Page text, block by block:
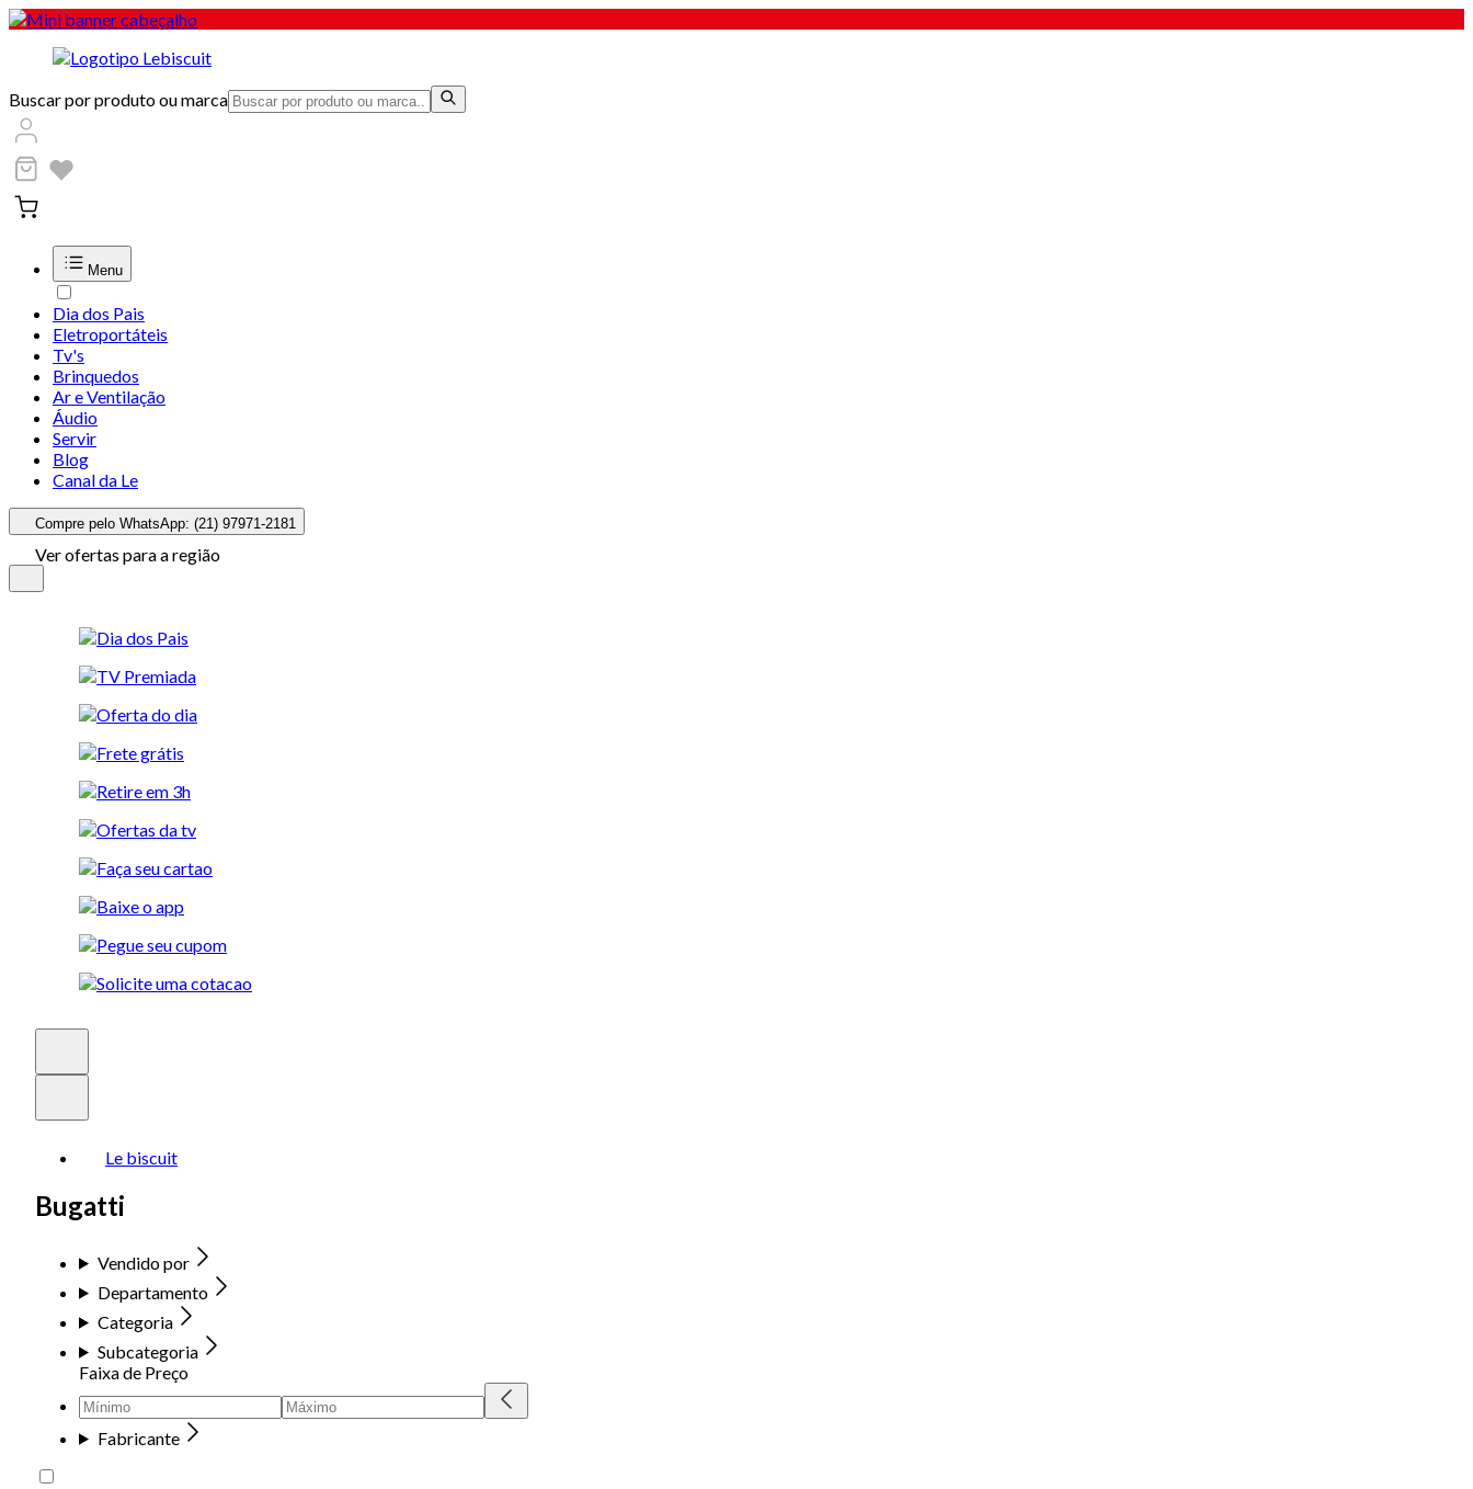
Buscar por produto ou marca
Menu
Dia dos Pais
Eletroportáteis
Tv's
Brinquedos
Ar e Ventilação
Áudio
Servir
Blog
Canal da Le
Compre pelo WhatsApp: (21) 97971-2181
Ver ofertas para a região
Le biscuit
Bugatti
Vendido por
Departamento
Categoria
Subcategoria
Faixa de Preço
Fabricante